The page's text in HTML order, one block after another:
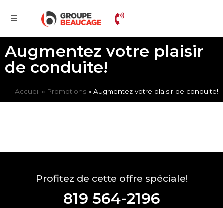
Augmentez votre plaisir
de conduite!
Accueil » Promotions » Augmentez votre plaisir de conduite!
Profitez de cette offre spéciale!
819 564-2196